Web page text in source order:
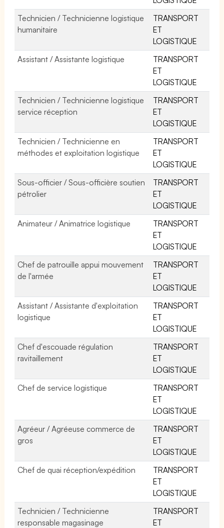
Technicien / Technicienne logistique
humanitaire
TRANSPORT
ET
LOGISTIQUE
Assistant / Assistante logistique
TRANSPORT
ET
LOGISTIQUE
Technicien / Technicienne logistique
service réception
TRANSPORT
ET
LOGISTIQUE
Technicien / Technicienne en
méthodes et exploitation logistique
TRANSPORT
ET
LOGISTIQUE
Sous-officier / Sous-officière soutien
pétrolier
TRANSPORT
ET
LOGISTIQUE
Animateur / Animatrice logistique
TRANSPORT
ET
LOGISTIQUE
Chef de patrouille appui mouvement
de l'armée
TRANSPORT
ET
LOGISTIQUE
Assistant / Assistante d'exploitation
logistique
TRANSPORT
ET
LOGISTIQUE
Chef d'escouade régulation
ravitaillement
TRANSPORT
ET
LOGISTIQUE
Chef de service logistique
TRANSPORT
ET
LOGISTIQUE
Agréeur / Agréeuse commerce de
gros
TRANSPORT
ET
LOGISTIQUE
Chef de quai réception/expédition
TRANSPORT
ET
LOGISTIQUE
Technicien / Technicienne
responsable magasinage
TRANSPORT
ET